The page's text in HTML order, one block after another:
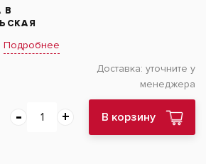
В
Подробнее
Доставка: уточните у
менеджера
В корзину